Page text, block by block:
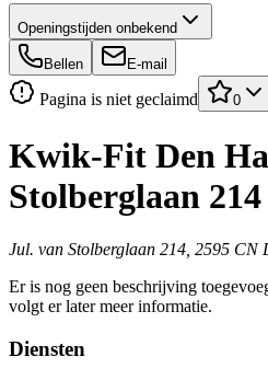
Openingstijden onbekend
Bellen E-mail
Pagina is niet geclaimd 0
Kwik-Fit Den
Stolberglaan 214
Jul. van Stolberglaan 214, 2595 CN
Er is nog geen beschrijving
volgt er later meer informatie.
Diensten